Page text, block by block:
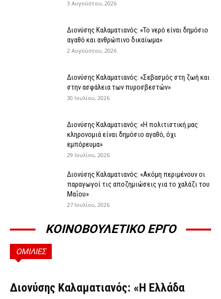
3 Αυγούστου, 2026
Διονύσης Καλαματιανός: «Το νερό είναι δημόσιο
αγαθό και ανθρώπινο δικαίωμα»
2 Αυγούστου, 2026
Διονύσης Καλαματιανός: «Σεβασμός στη ζωή και
στην ασφάλεια των πυροσβεστών»
30 Ιουλίου, 2026
Διονύσης Καλαματιανός: «Η πολιτιστική μας
κληρονομιά είναι δημόσιο αγαθό, όχι
εμπόρευμα»
29 Ιουλίου, 2026
Διονύσης Καλαματιανός: «Ακόμη περιμένουν οι
παραγωγοί τις αποζημιώσεις για το χαλάζι του
Μαΐου»
27 Ιουλίου, 2026
ΚΟΙΝΟΒΟΥΛΕΤΙΚΟ ΕΡΓΟ
ΟΜΙΛΙΕΣ
ΟΜΙΛΊΕΣ
Διονύσης Καλαματιανός: «Η Ελλάδα